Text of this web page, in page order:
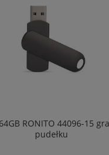
RONITO 44096-15
pudełku